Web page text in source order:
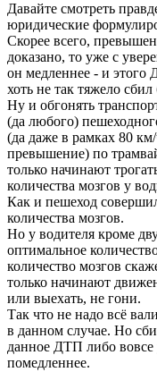
Давайте смотреть
юридические
Скорее всего,
доказано, то уже с
он медленнее - и
хоть не так тяжело
Ну и обгонять
(да любого)
(да даже в рамках 80
превышение) по
только начинают
количества мозгов у
Как и пешеход
количества мозгов.
Но у водителя кроме
оптимальное
количество мозгов
только начинают
или выехать, не гони.
Так что не надо всё
в данном случае. Но
данное ДТП либо вовсе
помедленнее.